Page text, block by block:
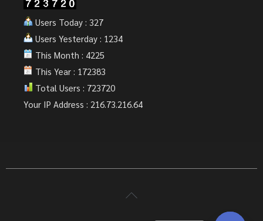
Users Today : 327
Users Yesterday : 1234
This Month : 4225
This Year : 172383
Total Users : 723720
Your IP Address : 216.73.216.64